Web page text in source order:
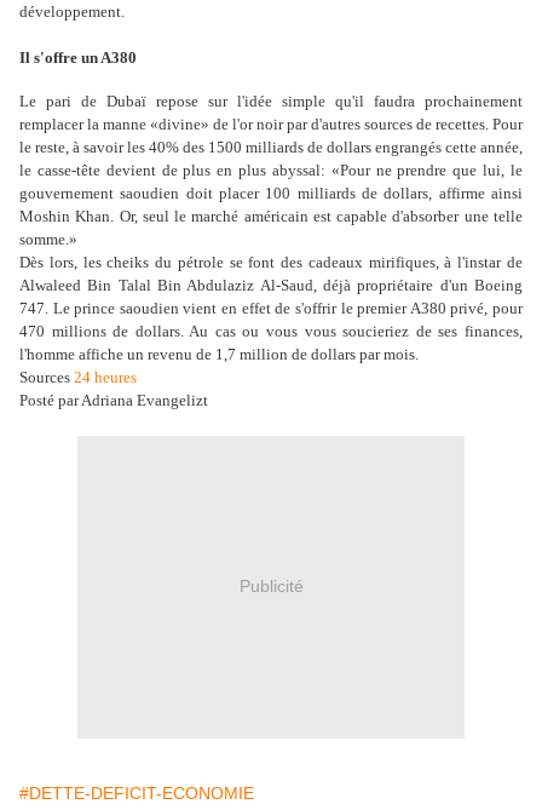
développement.
Il s'offre un A380
Le pari de Dubaï repose sur l'idée simple qu'il faudra prochainement
remplacer la manne «divine» de l'or noir par d'autres sources de recettes. Pour
le reste, à savoir les 40% des 1500 milliards de dollars engrangés cette année,
le casse-tête devient de plus en plus abyssal: «Pour ne prendre que lui, le
gouvernement saoudien doit placer 100 milliards de dollars, affirme ainsi
Moshin Khan. Or, seul le marché américain est capable d'absorber une telle
somme.»
Dès lors, les cheiks du pétrole se font des cadeaux mirifiques, à l'instar de
Alwaleed Bin Talal Bin Abdulaziz Al-Saud, déjà propriétaire d'un Boeing
747. Le prince saoudien vient en effet de s'offrir le premier A380 privé, pour
470 millions de dollars. Au cas ou vous vous soucieriez de ses finances,
l'homme affiche un revenu de 1,7 million de dollars par mois.
Sources 24 heures
Posté par Adriana Evangelizt
Publicité
#DETTE-DEFICIT-ECONOMIE